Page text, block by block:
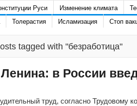
Руси Изменение климата
Толерастия Исламизация Стоп
tagged with "безработица"
в России
труд, согласно Трудовому